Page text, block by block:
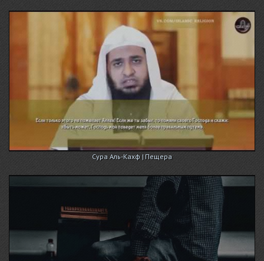
Сура Аль-Кахф | Пещера